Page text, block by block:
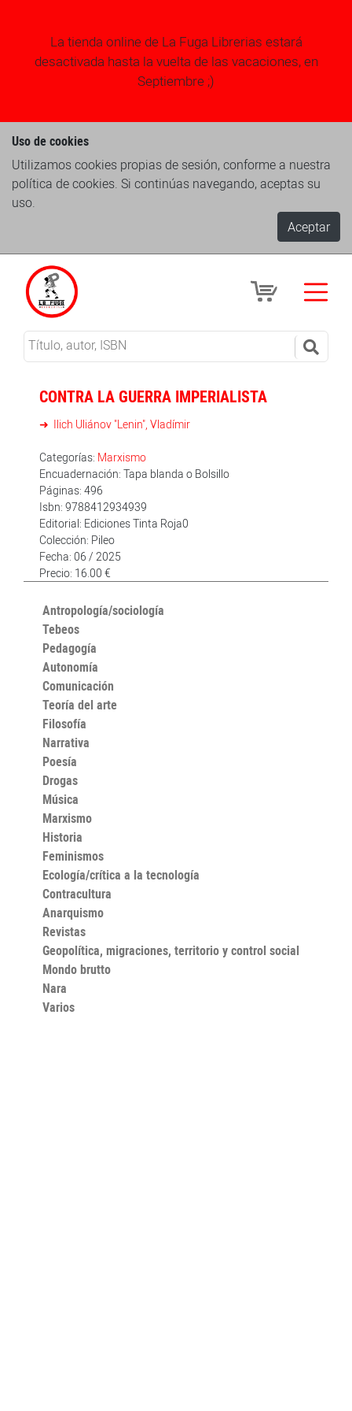
La tienda online de La Fuga Librerias estará
desactivada hasta la vuelta de las vacaciones, en
Septiembre ;)
Uso de cookies
Utilizamos cookies propias de sesión, conforme a nuestra
política de cookies. Si continúas navegando, aceptas su
uso.
Aceptar
CONTRA LA GUERRA IMPERIALISTA
Ilich Uliánov "Lenin", Vladímir
Categorías: Marxismo
Encuadernación: Tapa blanda o Bolsillo
Páginas: 496
Isbn: 9788412934939
Editorial: Ediciones Tinta Roja0
Colección: Pileo
Fecha: 06 / 2025
Precio: 16.00 €
Antropología/sociología
Tebeos
Pedagogía
Autonomía
Comunicación
Teoría del arte
Filosofía
Narrativa
Poesía
Drogas
Música
Marxismo
Historia
Feminismos
Ecología/crítica a la tecnología
Contracultura
Anarquismo
Revistas
Geopolítica, migraciones, territorio y control social
Mondo brutto
Nara
Varios